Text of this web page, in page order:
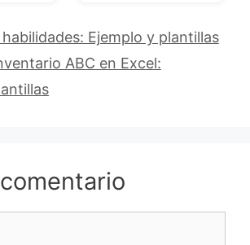
Ejemplo y plantillas
ABC en Excel: